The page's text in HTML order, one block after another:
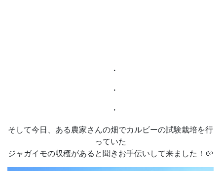
・
・
・
そして今日、ある農家さんの畑でカルビーの試験栽培を行
っていた
ジャガイモの収穫があると聞きお手伝いして来ました！🥔